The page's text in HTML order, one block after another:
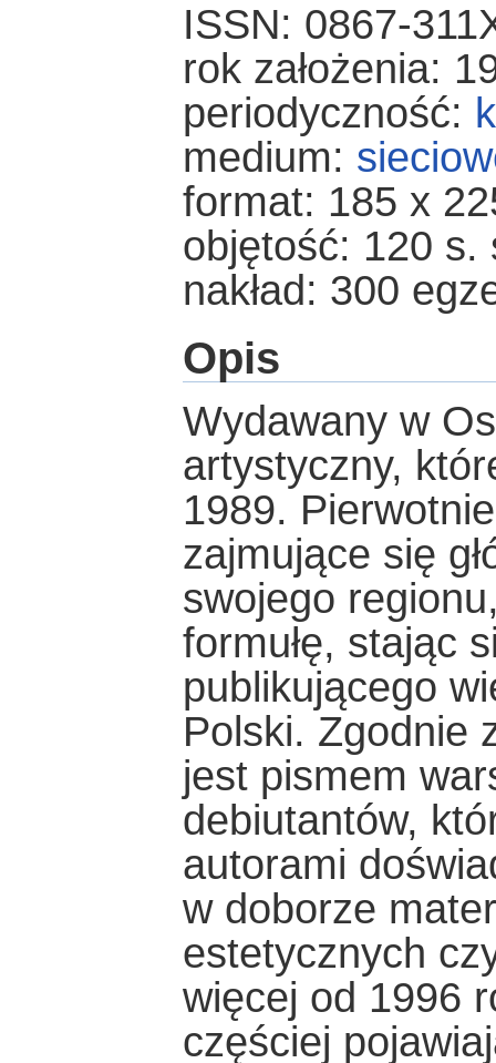
ISSN: 0867-
rok założenia:
periodyczność:
medium:
format: 185 x
objętość: 120 s.
nakład: 300
Opis
Wydawany w
artystyczny,
1989.
zajmujące się
swojego
formułę, stając
publikującego
Polski. Zgodnie
jest pismem
debiutantów,
autorami
w doborze
estetycznych
więcej od 1996
częściej